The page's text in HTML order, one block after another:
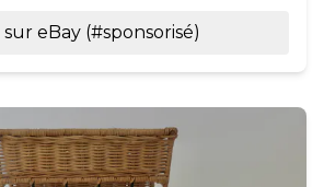
sur eBay (#sponsorisé)